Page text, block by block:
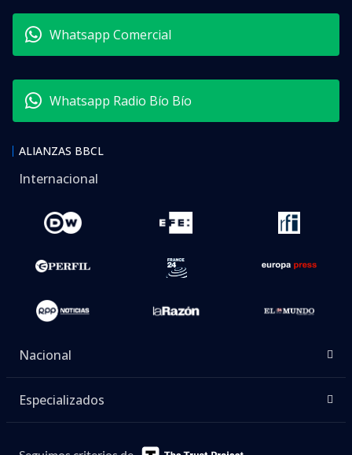
Whatsapp Comercial
Whatsapp Radio Bío Bío
ALIANZAS BBCL
Internacional
Nacional
Especializados